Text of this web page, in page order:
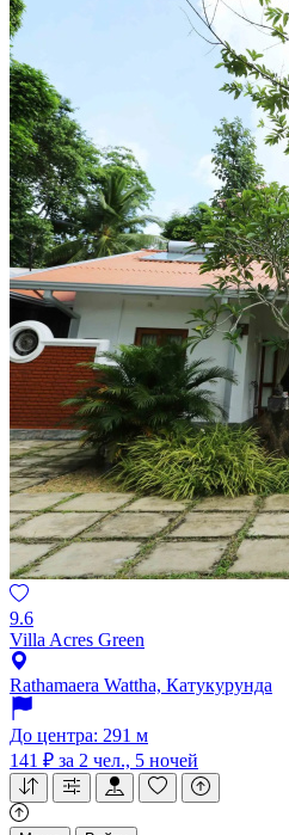
9.6
Villa Acres Green
Rathamaera Wattha, Катукурунда
До центра: 291 м
141 ₽ за 2 чел., 5 ночей